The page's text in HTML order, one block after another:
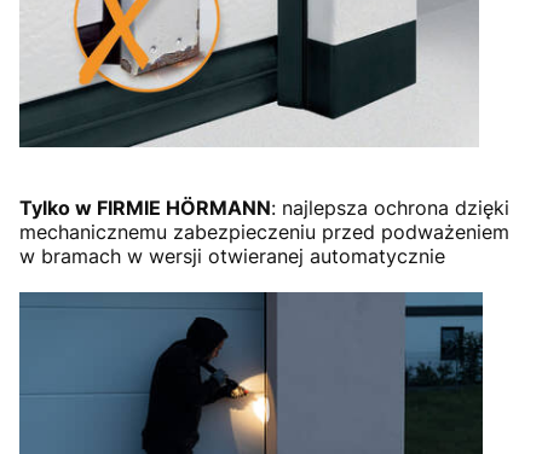
Tylko w FIRMIE HÖRMANN: najlepsza ochrona dzięki
mechanicznemu zabezpieczeniu przed podważeniem
w bramach w wersji otwieranej automatycznie